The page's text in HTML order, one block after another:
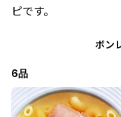
ピです。
ボン
6品